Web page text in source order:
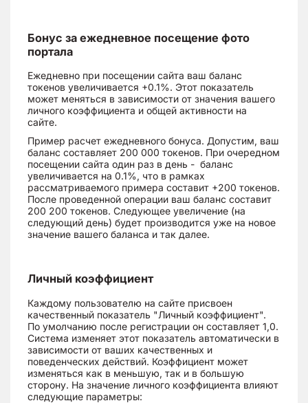
Бонус за ежедневное посещение фото
портала
Ежедневно при посещении сайта ваш баланс
токенов увеличивается +0.1%. Этот показатель
может меняться в зависимости от значения вашего
личного коэффициента и общей активности на
сайте.
Пример расчет ежедневного бонуса. Допустим, ваш
баланс составляет 200 000 токенов. При очередном
посещении сайта один раз в день - баланс
увеличивается на 0.1%, что в рамках
рассматриваемого примера составит +200 токенов.
После проведенной операции ваш баланс составит
200 200 токенов. Следующее увеличение (на
следующий день) будет производится уже на новое
значение вашего баланса и так далее.
Личный коэффициент
Каждому пользователю на сайте присвоен
качественный показатель "Личный коэффициент".
По умолчанию после регистрации он составляет 1,0.
Система изменяет этот показатель автоматически в
зависимости от ваших качественных и
поведенческих действий. Коэффициент может
изменяться как в меньшую, так и в большую
сторону. На значение личного коэффициента влияют
следующие параметры: